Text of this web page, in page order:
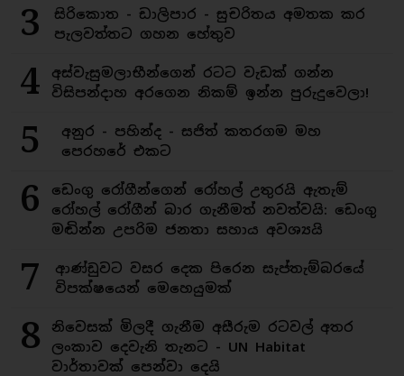
3
සිරිකොත - ඩාලිපාර - සුචරිතය අමතක කර
පැලවත්තට ගහන හේතුව
4
අස්වැසුමලාභීන්ගෙන් රටට වැඩක් ගන්න
විසිපන්දාහ අරගෙන නිකම් ඉන්න පුරුදුවෙලා!
5
අනුර - පහින්ද - සජිත් කතරගම මහ
පෙරහරේ එකට
6
ඩෙංගු රෝගීන්ගෙන් රෝහල් උතුරයි ඇතැම්
රෝහල් රෝගීන් බාර ගැනීමත් නවත්වයි: ඩෙංගු
මඬින්න උපරිම ජනතා සහාය අවශ්‍යයි
7
ආණ්ඩුවට වසර දෙක පිරෙන සැප්තැම්බරයේ
විපක්ෂයෙන් මෙහෙයුමක්
8
නිවෙසක් මිලදී ගැනීම අසීරුම රටවල් අතර
ලංකාව දෙවැනි තැනට - UN Habitat
වාර්තාවක් පෙන්වා දෙයි